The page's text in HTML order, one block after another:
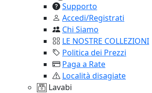
Supporto
Accedi/Registrati
Chi Siamo
LE NOSTRE COLLEZIONI
Politica dei Prezzi
Paga a Rate
Località disagiate
Lavabi